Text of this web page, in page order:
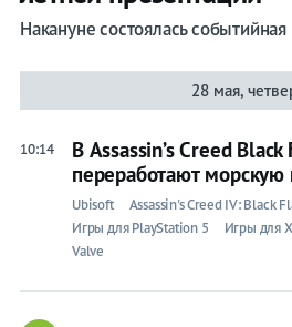
Накануне состоялась
28 мая,
10:14
В Assassin’s Creed
переработают морскую
Ubisoft Assassin's Creed IV: Black
Игры для PlayStation 5
Игры для
Valve